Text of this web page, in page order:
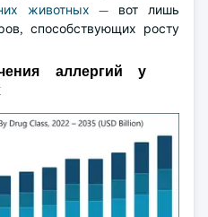
животных — вот лишь
способствующих росту
аллергий у